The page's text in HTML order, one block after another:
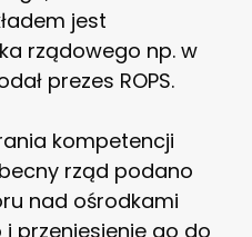
jest
rządowego np. w
prezes ROPS.
kompetencji
rząd podano
nad ośrodkami
przeniesienie go do